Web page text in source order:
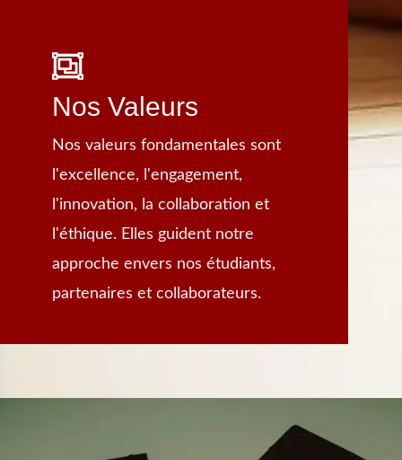
Nos Valeurs
Nos valeurs fondamentales sont
l'excellence, l'engagement,
l'innovation, la collaboration et
l'éthique. Elles guident notre
approche envers nos étudiants,
partenaires et collaborateurs.